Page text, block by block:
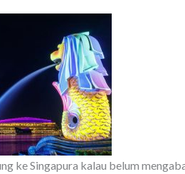
ke Singapura kalau belum